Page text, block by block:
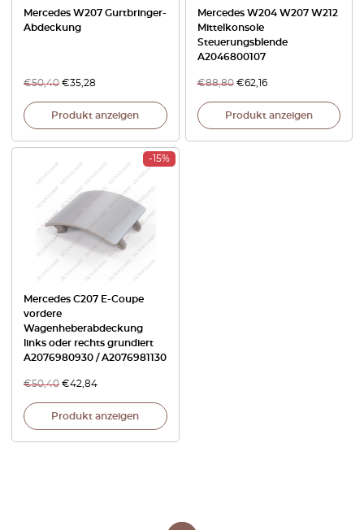
Mercedes W207 Gurtbringer-
Abdeckung
€50,40 €35,28
Produkt anzeigen
Mercedes W204 W207 W212
Mittelkonsole
Steuerungsblende
A2046800107
€88,80 €62,16
Produkt anzeigen
-15%
Mercedes C207 E-Coupe
vordere
Wagenheberabdeckung
links oder rechts grundiert
A2076980930 / A2076981130
€50,40 €42,84
Produkt anzeigen